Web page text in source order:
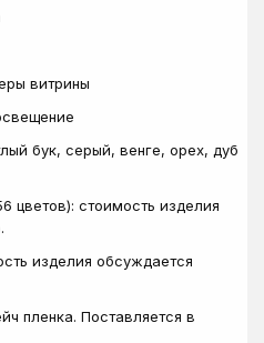
витрины
бук, серый, венге, орех, дуб
цветов): стоимость изделия
изделия обсуждается
пленка. Поставляется в